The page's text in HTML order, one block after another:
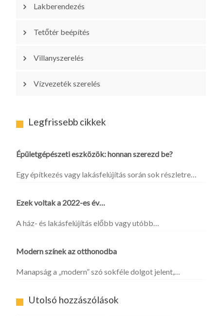
Lakberendezés
Tetőtér beépítés
Villanyszerelés
Vízvezeték szerelés
Legfrissebb cikkek
Épületgépészeti eszközök: honnan szerezd be?
Egy építkezés vagy lakásfelújítás során sok részletre…
Ezek voltak a 2022-es év…
A ház- és lakásfelújítás előbb vagy utóbb…
Modern színek az otthonodba
Manapság a „modern” szó sokféle dolgot jelent,…
Utolsó hozzászólások